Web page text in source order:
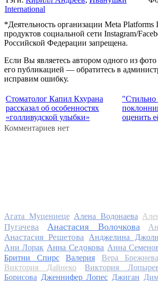
International
*Деятельность организации Meta Platforms
продуктов социальной сети Instagram/
Российской Федерации запрещена.
Если Вы являетесь автором одного из
его публикацией — обратитесь в
исправим ошибку.
Стоматолог Капил Кхурана
рассказал об особенностях
«голливудской улыбки»
"Стильно
оценить
Комментариев нет
Агата Муцениеце Алена Водонаева
Пугачева
Анастасия Волочкова
Анастасия Решетова Анджелина Джоли
Ани Лорак Анна Седокова Анна
Бритни Спирс
Валерия Вера Брежнева
Виктория Дайнеко Виктория
Борисова Дженнифер Лопес Джиган